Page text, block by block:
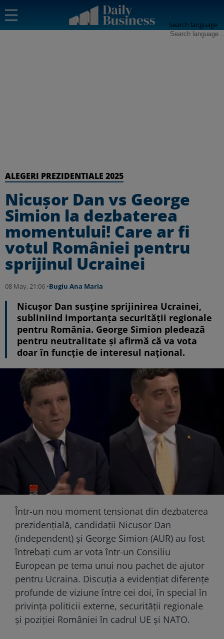
Search language
ALEGERI PREZIDENTIALE 2025
Nicușor Dan vs George
Simion la dezbaterea
momentului! Care ar fi
votul României pentru
sprijinul Ucrainei
08 May, 21:06 •Bugiu ⁠Ana Maria
Nicușor Dan susține sprijinirea Ucrainei,
subliniind importanța securității regionale
pentru România. George Simion pledează
pentru neutralitate și afirmă că va vota
doar în funcție de interesul național.
Într-un nou moment tensionat din dezbaterea
prezidențială, candidații Nicușor Dan
(independent) și George Simion (AUR) au fost
întrebați cum ar vota într-un Consiliu
European pe tema unui nou pachet de ajutor
pentru Ucraina. Discuția a evidențiat diferențe
profunde de viziune între cei doi, în special în
privința politicii externe, securității regionale
și poziției României în cadrul UE și NATO.